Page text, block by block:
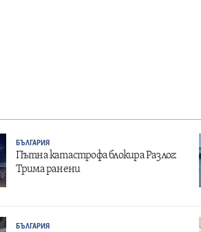
БЪЛГАРИЯ
Пътна катастрофа блокира Разлог:
Трима ранени
БЪЛГАРИЯ